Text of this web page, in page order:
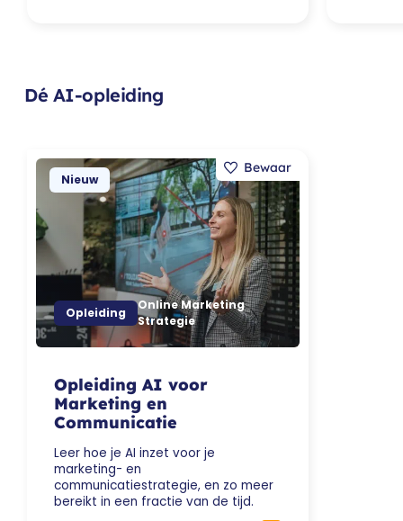
Dé AI-opleiding
Opleiding
Online Marketing
Strategie
Nieuw
Opleiding AI voor
Marketing en
Communicatie
Leer hoe je AI inzet voor je
marketing- en
communicatiestrategie, en zo meer
bereikt in een fractie van de tijd.